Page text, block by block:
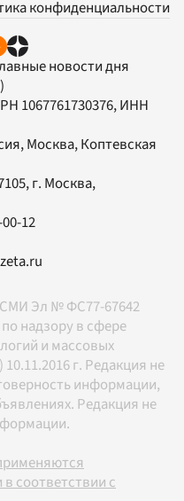
конфиденциальности
новости дня
1067761730376, ИНН
Москва, Коптевская
, г. Москва,
12
СМИ Эл № ФС77-67642
надзору в сфере
и массовых
г. Редакция не
информации,
Редакция не
соответствии с